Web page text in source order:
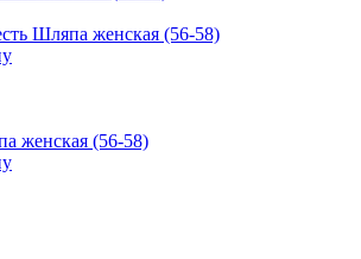
Шляпа женская (56-58)
женская (56-58)